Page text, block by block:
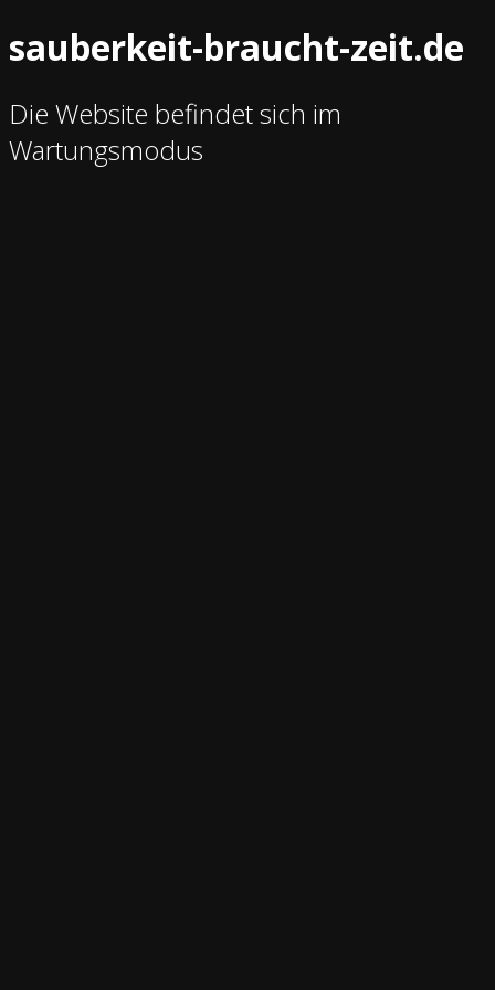
sauberkeit-braucht-zeit.de
Die Website befindet sich im
Wartungsmodus